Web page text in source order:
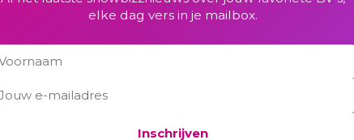
elke dag vers in je mailbox.
Inschrijven